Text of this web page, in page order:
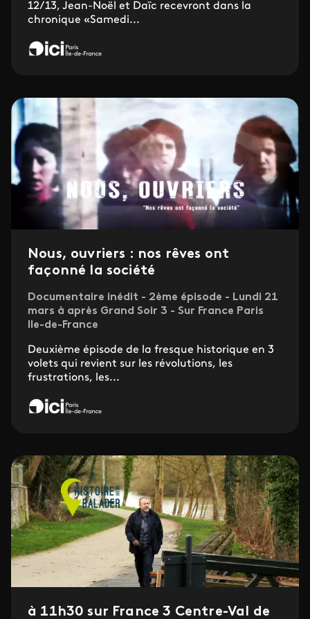
12/13, Jean-Noël et Daïc recevront dans la
chronique «Samedi...
Nous, ouvriers : nos rêves ont
façonné la société
Documentaire inédit - 2ème épisode - Lundi 21
mars à après Grand Soir 3 - Sur France Paris
Ile-de-France
Deuxième épisode de la fresque historique en 3
volets qui revient sur les révolutions, les
frustrations, les...
à 11h30 sur France 3 Centre-Val de